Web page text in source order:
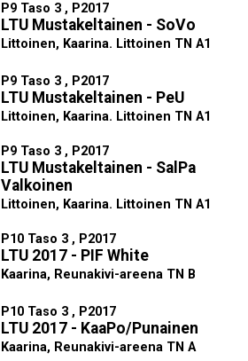
P9 Taso 3 , P2017
LTU Mustakeltainen - SoVo
Littoinen, Kaarina. Littoinen TN A1
P9 Taso 3 , P2017
LTU Mustakeltainen - PeU
Littoinen, Kaarina. Littoinen TN A1
P9 Taso 3 , P2017
LTU Mustakeltainen - SalPa
Valkoinen
Littoinen, Kaarina. Littoinen TN A1
P10 Taso 3 , P2017
LTU 2017 - PIF White
Kaarina, Reunakivi-areena TN B
P10 Taso 3 , P2017
LTU 2017 - KaaPo/Punainen
Kaarina, Reunakivi-areena TN A